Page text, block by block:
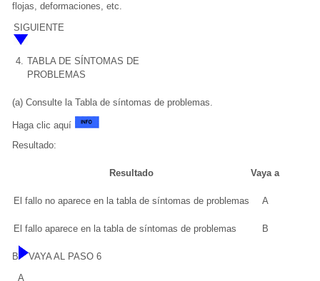
flojas, deformaciones, etc.
SIGUIENTE
4. TABLA DE SÍNTOMAS DE
PROBLEMAS
(a) Consulte la Tabla de síntomas de problemas.
Haga clic aquí
Resultado:
Resultado Vaya a
El fallo no aparece en la tabla de síntomas de problemas A
El fallo aparece en la tabla de síntomas de problemas B
B
VAYA AL PASO 6
A